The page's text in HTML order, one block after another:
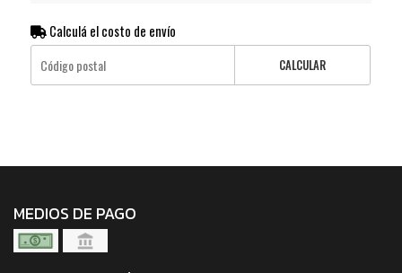
Calculá el costo de envío
CALCULAR
MEDIOS DE PAGO